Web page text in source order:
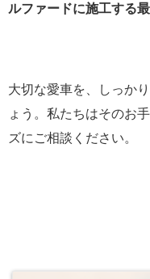
ルファードに施工する
大切な愛車を、しっか
ょう。私たちはそのお
ズにご相談ください。